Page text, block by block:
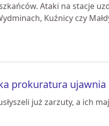
Ataki na stacje
Kuźnicy czy
prokuratura ujawnia
już zarzuty, a ich